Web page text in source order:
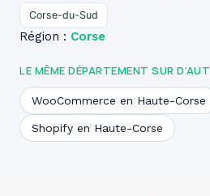
Corse-du-Sud
Région : Corse
LE MÊME DÉPARTEMENT SUR
WooCommerce en Haute-Corse
Shopify en Haute-Corse